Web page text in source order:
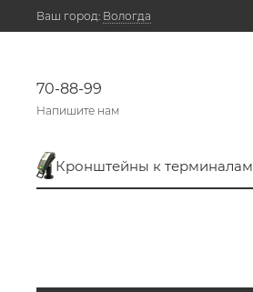
Ваш город: Вологда
70-88-99
Напишите нам
Кронштейны к терминалам